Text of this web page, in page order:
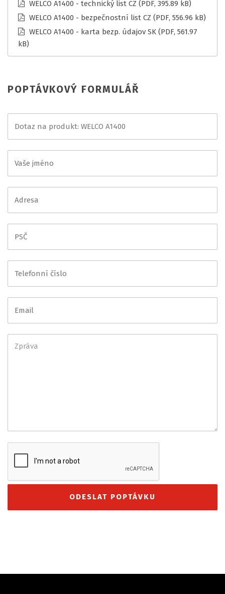
WELCO A1400 - technický list CZ (PDF, 395.89 kB)
WELCO A1400 - bezpečnostní list CZ (PDF, 556.96 kB)
WELCO A1400 - karta bezp. údajov SK (PDF, 561.97
kB)
POPTÁVKOVÝ FORMULÁŘ